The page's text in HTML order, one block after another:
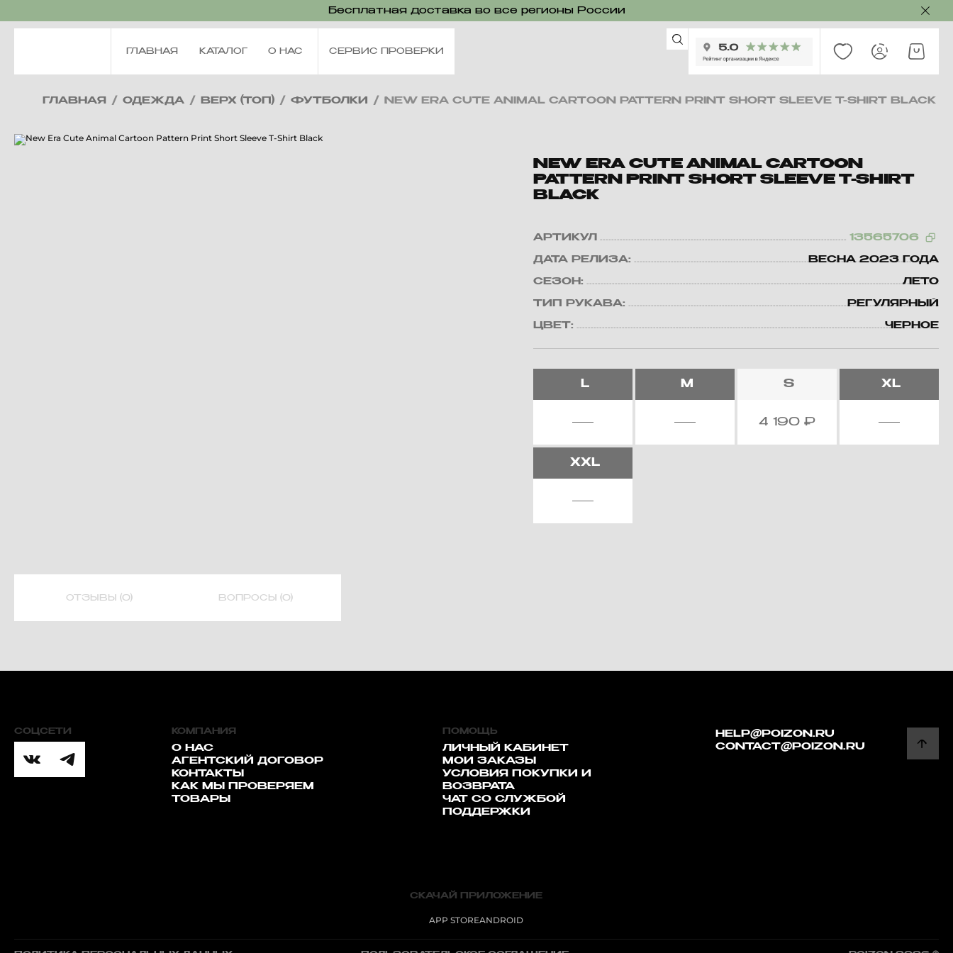
Бесплатная доставка во все регионы России
ГЛАВНАЯ КАТАЛОГ О НАС СЕРВИС ПРОВЕРКИ
ГЛАВНАЯ / ОДЕЖДА / ВЕРХ (ТОП) / ФУТБОЛКИ / NEW ERA CUTE ANIMAL CARTOON PATTERN PRINT SHORT SLEEVE T-SHIRT BLACK
NEW ERA CUTE ANIMAL CARTOON
PATTERN PRINT SHORT SLEEVE T-SHIRT
BLACK
АРТИКУЛ 13565706
ДАТА РЕЛИЗА: ВЕСНА 2023 ГОДА
СЕЗОН: ЛЕТО
ТИП РУКАВА: РЕГУЛЯРНЫЙ
ЦВЕТ: ЧЕРНОЕ
L M S
4 190₽
XL
XXL
ОТЗЫВЫ (0) ВОПРОСЫ (0)
СОЦСЕТИ КОМПАНИЯ
О НАС
АГЕНТСКИЙ ДОГОВОР
КОНТАКТЫ
КАК МЫ ПРОВЕРЯЕМ
ТОВАРЫ
HELP@POIZON.RU
CONTACT@POIZON.RU
ПОМОЩЬ
ЛИЧНЫЙ КАБИНЕТ
МОИ ЗАКАЗЫ
УСЛОВИЯ ПОКУПКИ И
ВОЗВРАТА
ЧАТ СО СЛУЖБОЙ
ПОДДЕРЖКИ
СКАЧАЙ ПРИЛОЖЕНИЕ
APP STOREANDROID